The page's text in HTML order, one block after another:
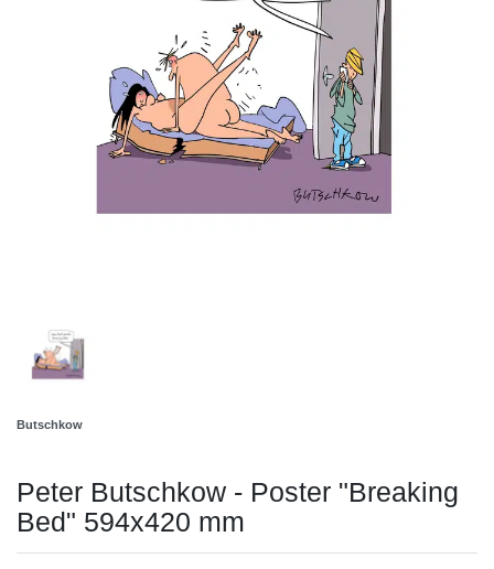
Butschkow
Peter Butschkow - Poster "Breaking
Bed" 594x420 mm